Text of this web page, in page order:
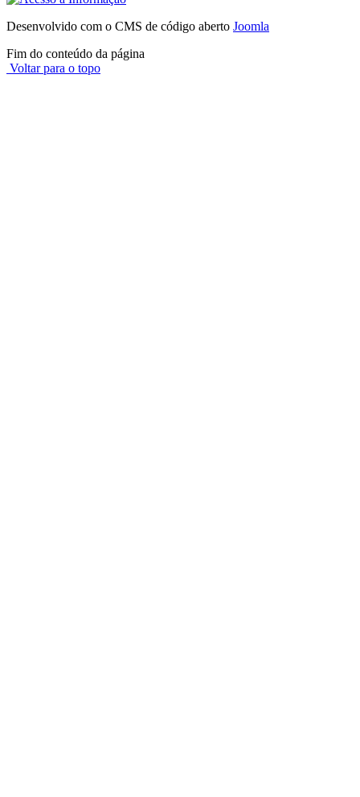
Desenvolvido com o CMS de código aberto Joomla
Fim do conteúdo da página
Voltar para o topo